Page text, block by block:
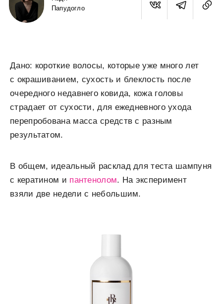
Папудогло
Дано: короткие волосы, которые уже много лет
с окрашиванием, сухость и блеклость после
очередного недавнего ковида, кожа головы
страдает от сухости, для ежедневного ухода
перепробована масса средств с разным
результатом.
В общем, идеальный расклад для теста шампуня
с кератином и пантенолом. На эксперимент
взяли две недели с небольшим.